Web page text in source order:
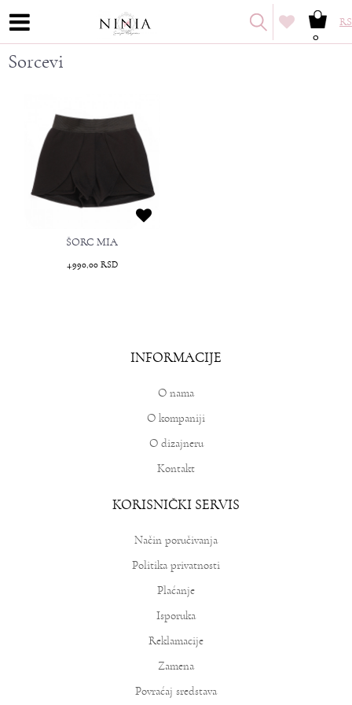
RS
0
Sorcevi
ŠORC MIA
4.990,00 RSD
INFORMACIJE
O nama
O kompaniji
O dizajneru
Kontakt
KORISNIČKI SERVIS
Način poručivanja
Politika privatnosti
Plaćanje
Isporuka
Reklamacije
Zamena
Povraćaj sredstava